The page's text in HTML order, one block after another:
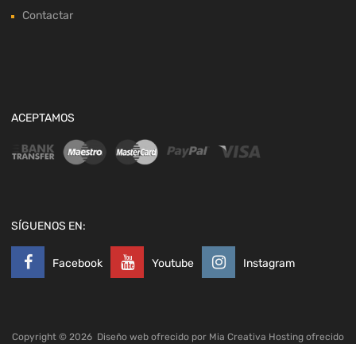
Contactar
ACEPTAMOS
SÍGUENOS EN:
Facebook Youtube Instagram
Copyright © 2026 Diseño web ofrecido por Mia Creativa Hosting ofrecido